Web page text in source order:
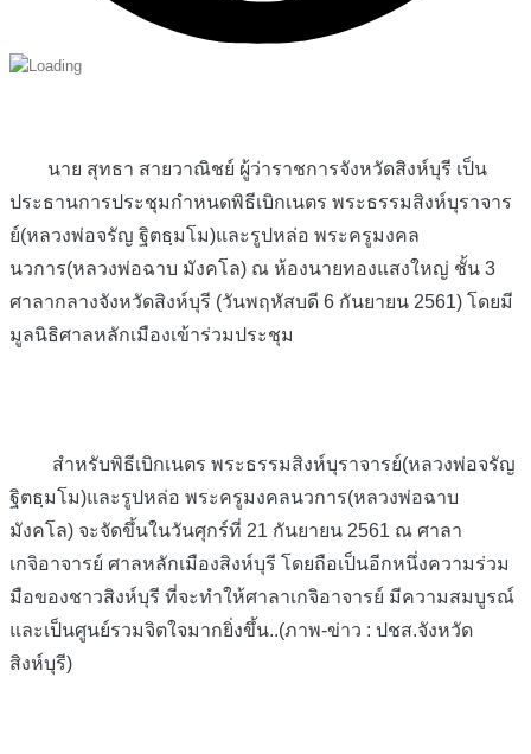
นาย สุทธา สายวาณิชย์ ผู้ว่าราชการจังหวัดสิงห์บุรี เป็น
ประธานการประชุมกำหนดพิธีเบิกเนตร พระธรรมสิงห์บุราจาร
ย์(หลวงพ่อจรัญ ฐิตธฺมโม)และรูปหล่อ พระครูมงคล
นวการ(หลวงพ่อฉาบ มังคโล) ณ ห้องนายทองแสงใหญ่ ชั้น 3
ศาลากลางจังหวัดสิงห์บุรี (วันพฤหัสบดี 6 กันยายน 2561) โดยมี
มูลนิธิศาลหลักเมืองเข้าร่วมประชุม
สำหรับพิธีเบิกเนตร พระธรรมสิงห์บุราจารย์(หลวงพ่อจรัญ
ฐิตธฺมโม)และรูปหล่อ พระครูมงคลนวการ(หลวงพ่อฉาบ
มังคโล) จะจัดขึ้นในวันศุกร์ที่ 21 กันยายน 2561 ณ ศาลา
เกจิอาจารย์ ศาลหลักเมืองสิงห์บุรี โดยถือเป็นอีกหนึ่งความร่วม
มือของชาวสิงห์บุรี ที่จะทำให้ศาลาเกจิอาจารย์ มีความสมบูรณ์
และเป็นศูนย์รวมจิตใจมากยิ่งขึ้น..(ภาพ-ข่าว : ปชส.จังหวัด
สิงห์บุรี)